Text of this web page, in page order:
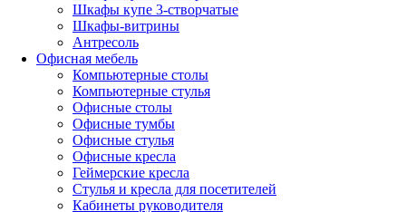
Шкафы купе 3-створчатые
Шкафы-витрины
Антресоль
Офисная мебель
Компьютерные столы
Компьютерные стулья
Офисные столы
Офисные тумбы
Офисные стулья
Офисные кресла
Геймерские кресла
Стулья и кресла для посетителей
Кабинеты руководителя